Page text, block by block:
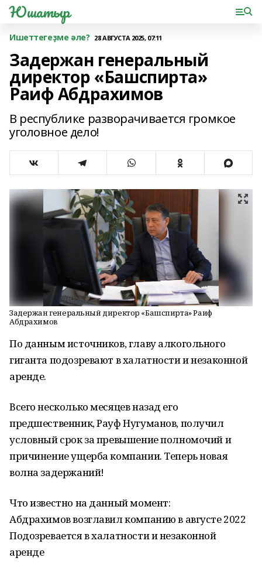
Юшатыр
Ишеттегеҙме әле? 28 АВГУСТА 2025, 07:11
Задержан генеральный
директор «Башспирта»
Раиф Абдрахимов
В республике разворачивается громкое
уголовное дело!
Задержан генеральный директор «Башспирта» Раиф
Абдрахимов
По данным источников, главу алкогольного
гиганта подозревают в халатности и незаконной
аренде.
Всего несколько месяцев назад его
предшественник, Рауф Нугуманов, получил
условный срок за превышение полномочий и
причинение ущерба компании. Теперь новая
волна задержаний!
Что известно на данный момент:
Абдрахимов возглавил компанию в августе 2022
Подозревается в халатности и незаконной
аренде